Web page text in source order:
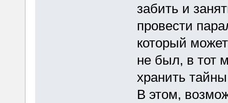
забить и
провести
который
не был, в тот
хранить
В этом,